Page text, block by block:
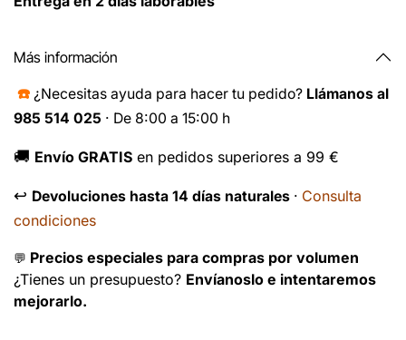
Más información
☎️ ¿Necesitas ayuda para hacer tu pedido? Llámanos al
985 514 025 · De 8:00 a 15:00 h
🚚 Envío GRATIS en pedidos superiores a 99 €
↩️ Devoluciones hasta 14 días naturales · Consulta
condiciones
💬 Precios especiales para compras por volumen
¿Tienes un presupuesto? Envíanoslo e intentaremos
mejorarlo.